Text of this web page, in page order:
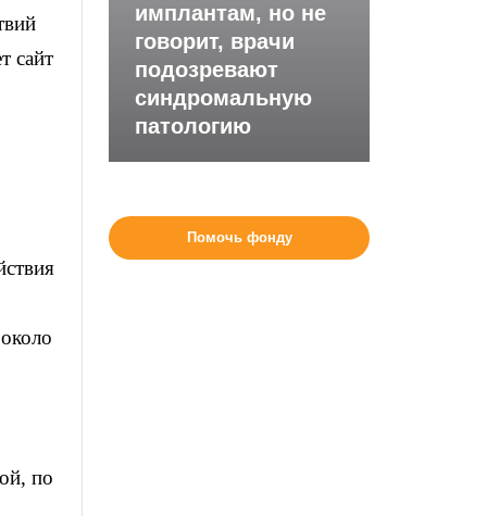
сайт
по
имплантам, но не
говорит, врачи
подозревают
синдромальную
патологию
Помочь фонду